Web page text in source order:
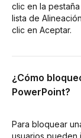
clic en la
lista de
clic en Aceptar.
¿Cómo
PowerPoint?
Para bloquear
usuarios pueden